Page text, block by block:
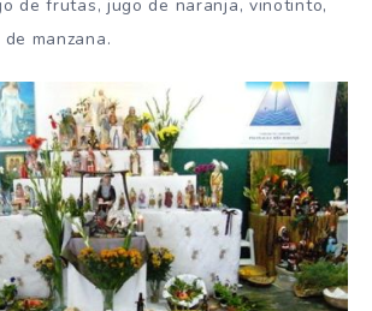
de frutas, jugo de naranja, vinotinto,
manzana.